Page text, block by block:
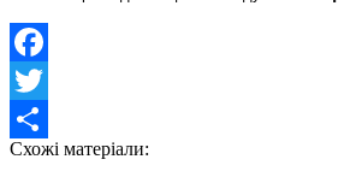
Facebook
Twitter
Share
Схожі матеріали: